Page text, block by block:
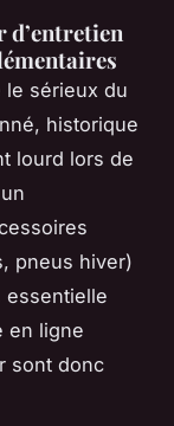
le sérieux du
historique
lourd lors de
pneus hiver)
essentielle
en ligne
sont donc